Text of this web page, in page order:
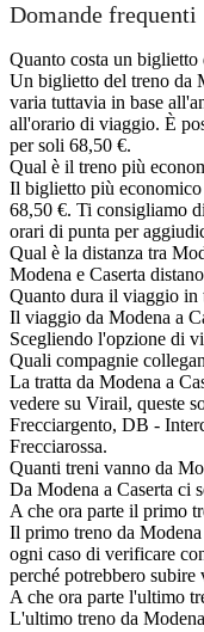
Domande frequenti
Quanto costa un biglietto
Un biglietto del treno da
varia tuttavia in base
all'orario di viaggio. È
per soli 68,50 €.
Qual è il treno più
Il biglietto più economico
68,50 €. Ti consigliamo
orari di punta per
Qual è la distanza tra
Modena e Caserta
Quanto dura il viaggio in
Il viaggio da Modena a
Scegliendo l'opzione di
Quali compagnie
La tratta da Modena a
vedere su Virail, queste
Frecciargento, DB -
Frecciarossa.
Quanti treni vanno da
Da Modena a Caserta ci
A che ora parte il primo
Il primo treno da
ogni caso di verificare
perché potrebbero subire
A che ora parte l'ultimo
L'ultimo treno da